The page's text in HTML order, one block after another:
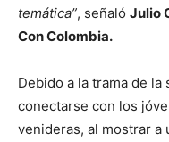
temática”, señaló Julio
Con Colombia.
Debido a la trama de
conectarse con los
venideras, al mostrar a